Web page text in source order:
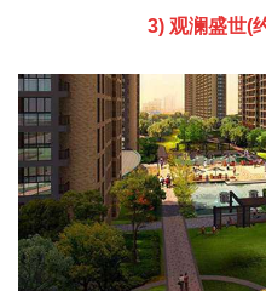
3) 观澜盛世(